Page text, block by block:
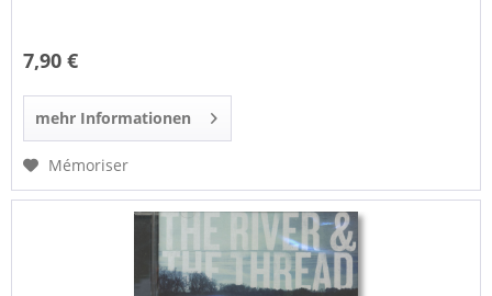
7,90 €
mehr Informationen
Mémoriser